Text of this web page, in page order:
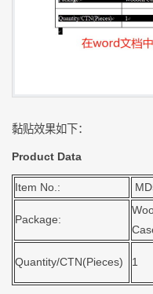
黏贴效果如下：
Product Data
Item No.:
Package:
Quantity/CTN(Pieces) 1